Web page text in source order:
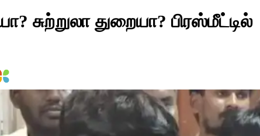
சுற்றுலா துறையா? பிரஸ்மீட்டில்